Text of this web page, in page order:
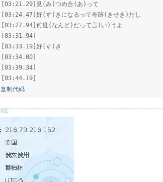
[03:21.29]見(み)つめ合(あ)って
[03:24.47]好(す)きになるって奇跡(きせき)だし
[03:27.94]何度(なんど)だって言(い)うよ
[03:31.94]
[03:33.19]好(す)き
[03:34.00]
[03:39.34]
[03:44.19]
复制代码